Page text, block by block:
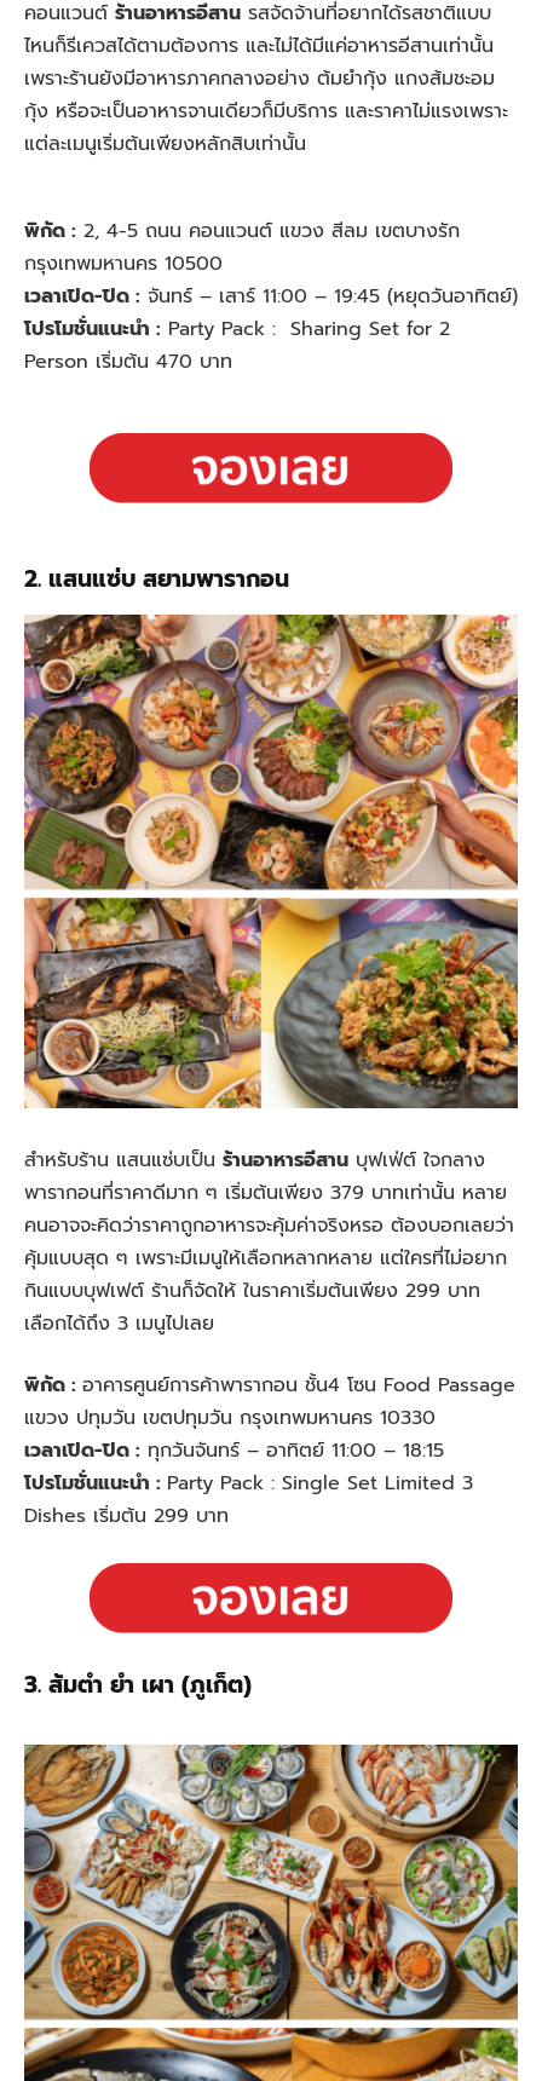
คอนแวนต์ ร้านอาหารอีสาน รสจัดจ้านที่อยากได้รสชาติแบบ
ไหนก็รีเควสได้ตามต้องการ และไม่ได้มีแค่อาหารอีสานเท่านั้น
เพราะร้านยังมีอาหารภาคกลางอย่าง ต้มยำกุ้ง แกงส้มชะอม
กุ้ง หรือจะเป็นอาหารจานเดียวก็มีบริการ และราคาไม่แรงเพราะ
แต่ละเมนูเริ่มต้นเพียงหลักสิบเท่านั้น
พิกัด : 2, 4-5 ถนน คอนแวนต์ แขวง สีลม เขตบางรัก
กรุงเทพมหานคร 10500
เวลาเปิด-ปิด : จันทร์ – เสาร์ 11:00 – 19:45 (หยุดวันอาทิตย์)
โปรโมชั่นแนะนำ : Party Pack : Sharing Set for 2
Person เริ่มต้น 470 บาท
2. แสนแซ่บ สยามพารากอน
สำหรับร้าน แสนแซ่บเป็น ร้านอาหารอีสาน บุฟเฟ่ต์ ใจกลาง
พารากอนที่ราคาดีมาก ๆ เริ่มต้นเพียง 379 บาทเท่านั้น หลาย
คนอาจจะคิดว่าราคาถูกอาหารจะคุ้มค่าจริงหรอ ต้องบอกเลยว่า
คุ้มแบบสุด ๆ เพราะมีเมนูให้เลือกหลากหลาย แต่ใครที่ไม่อยาก
กินแบบบุฟเฟต์ ร้านก็จัดให้ ในราคาเริ่มต้นเพียง 299 บาท
เลือกได้ถึง 3 เมนูไปเลย
พิกัด : อาคารศูนย์การค้าพารากอน ชั้น4 โซน Food Passage
แขวง ปทุมวัน เขตปทุมวัน กรุงเทพมหานคร 10330
เวลาเปิด-ปิด : ทุกวันจันทร์ – อาทิตย์ 11:00 – 18:15
โปรโมชั่นแนะนำ : Party Pack : Single Set Limited 3
Dishes เริ่มต้น 299 บาท
3. ส้มตำ ยำ เผา (ภูเก็ต)